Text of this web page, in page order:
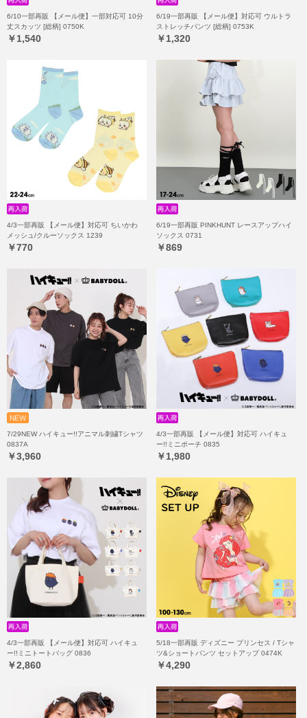
6/10一部再販 【メール便】一部対応可 10分
丈スカッツ [総柄] 0750K
￥1,540
6/19一部再販 【メール便】対応可 ウルトラ
ストレッチパンツ [総柄] 0753K
￥1,320
4/3一部再販 【メール便】対応可 ちいかわ
メッシュ/クルーソックス 1239
￥770
6/19一部再販 PINKHUNT レースアップハイ
ソックス 0731
￥869
7/29NEW ハイキュー!!アニマル刺繍Tシャツ
0837A
￥3,960
4/3一部再販 【メール便】対応可 ハイキュ
ー!!ミニポーチ 0835
￥1,980
4/3一部再販 【メール便】対応可 ハイキュ
ー!!ミニトートバッグ 0836
￥2,860
5/18一部再販 ディズニー プリンセス / Tシャ
ツ&ショートパンツ セットアップ 0474K
￥4,290